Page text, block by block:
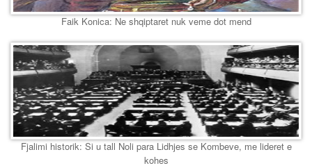
Faik Konica: Ne shqiptaret nuk veme dot mend
Fjalimi historik: Si u tall Noli para Lidhjes se Kombeve, me lideret e
kohes